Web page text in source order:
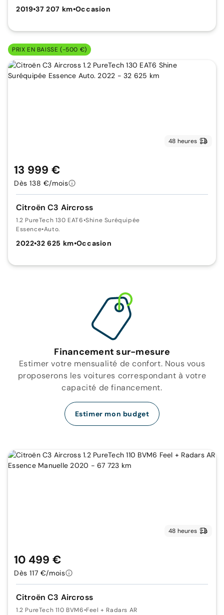
2019•37 207 km•Occasion
PRIX EN BAISSE (-500 €)
48 heures
Citroën C3 Aircross
1.2 PureTech 130 EAT6•Shine Suréquipée
Essence•Auto.
2022•32 625 km•Occasion
13 999 €
Dès 138 €/mois
Financement sur-mesure
Estimer votre mensualité de confort. Nous vous
proposerons les voitures correspondant à votre
capacité de financement.
Estimer mon budget
48 heures
Citroën C3 Aircross
1.2 PureTech 110 BVM6•Feel + Radars AR
10 499 €
Dès 117 €/mois